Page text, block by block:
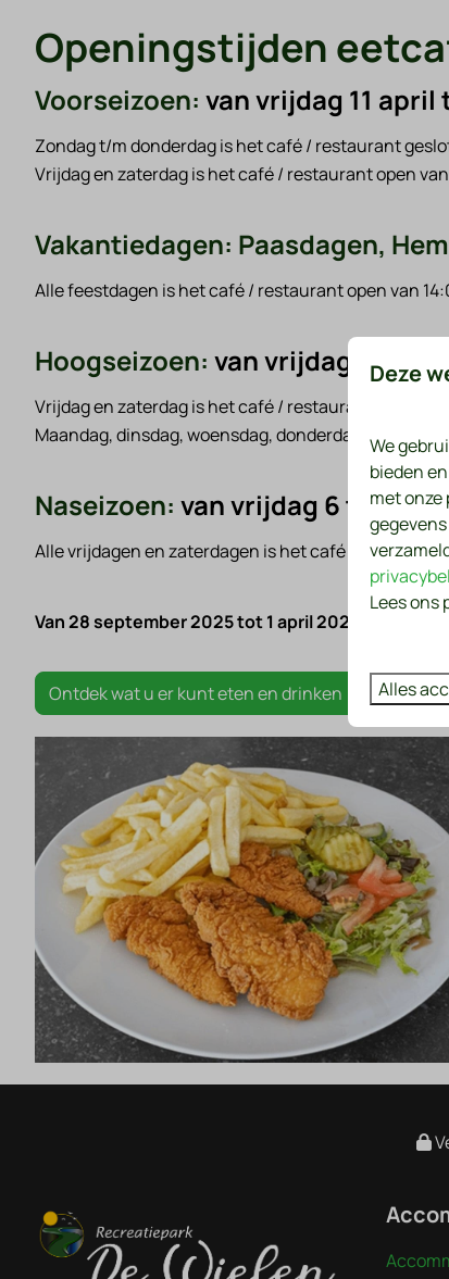
Openingstijden
Voorseizoen:van vrijdag 11
Zondag t/m donderdag is het café / restaurant
Vrijdag en zaterdag is het café / restaurant open
Vakantiedagen: Paasdagen,
Alle feestdagen is het café / restaurant open van
Hoogseizoen:van vrijdag 4 juli
Vrijdag en zaterdag is het café / restaurant open van
Maandag, dinsdag, woensdag, donderdag en
Naseizoen:van vrijdag 6 t/m
Alle vrijdagen en zaterdagen is het café /
Van 28 september 2025 tot 1 april 2026 is het
Ontdek wat u er kunt eten en drinken (u kunt ook
Deze
We
bieden
met onze
Lees ons
Alles